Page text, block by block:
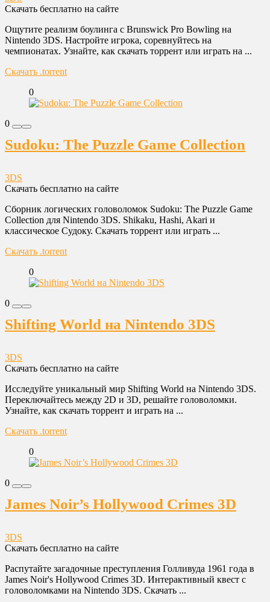
Скачать бесплатно на сайте
Ощутите реализм боулинга с Brunswick Pro Bowling на
Nintendo 3DS. Настройте игрока, соревнуйтесь на
чемпионатах. Узнайте, как скачать торрент или играть на ...
Скачать .torrent
0
0
Sudoku: The Puzzle Game Collection
3DS
Скачать бесплатно на сайте
Сборник логических головоломок Sudoku: The Puzzle Game
Collection для Nintendo 3DS. Shikaku, Hashi, Akari и
классическое Судоку. Скачать торрент или играть ...
Скачать .torrent
0
0
Shifting World на Nintendo 3DS
3DS
Скачать бесплатно на сайте
Исследуйте уникальный мир Shifting World на Nintendo 3DS.
Переключайтесь между 2D и 3D, решайте головоломки.
Узнайте, как скачать торрент и играть на ...
Скачать .torrent
0
0
James Noir’s Hollywood Crimes 3D
3DS
Скачать бесплатно на сайте
Распутайте загадочные преступления Голливуда 1961 года в
James Noir's Hollywood Crimes 3D. Интерактивный квест с
головоломками на Nintendo 3DS. Скачать ...